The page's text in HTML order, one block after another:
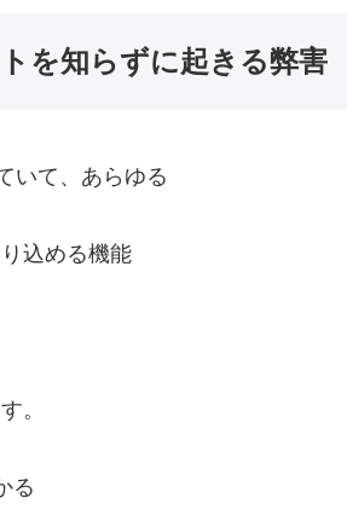
を知らずに起きる弊害
いて、あらゆる
込める機能
。
る